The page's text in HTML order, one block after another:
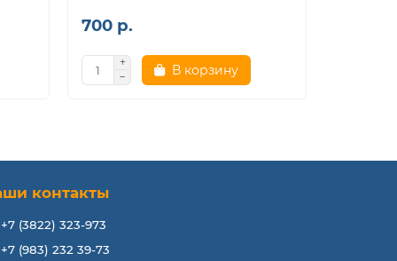
700 р.
В корзину
контакты
+7 (3822) 323-973
+7 (983) 232 39-73